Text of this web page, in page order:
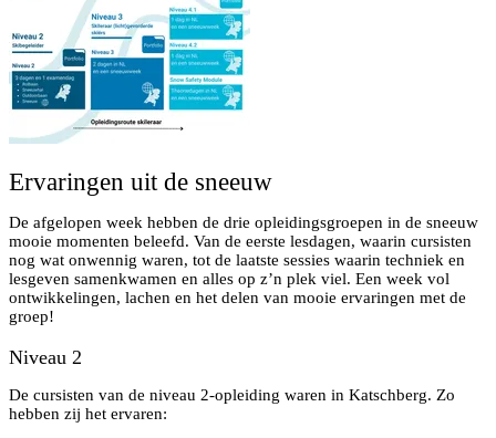
Ervaringen uit de sneeuw
De afgelopen week hebben de drie opleidingsgroepen in de sneeuw
mooie momenten beleefd. Van de eerste lesdagen, waarin cursisten
nog wat onwennig waren, tot de laatste sessies waarin techniek en
lesgeven samenkwamen en alles op z’n plek viel. Een week vol
ontwikkelingen, lachen en het delen van mooie ervaringen met de
groep!
Niveau 2
De cursisten van de niveau 2-opleiding waren in Katschberg. Zo
hebben zij het ervaren: